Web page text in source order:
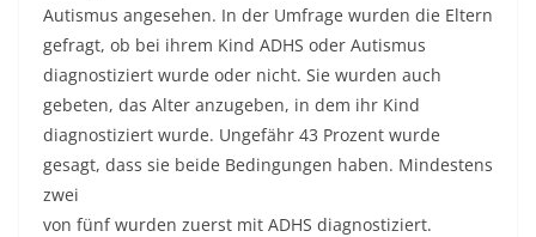
Autismus angesehen. In der Umfrage wurden die Eltern
gefragt, ob bei ihrem Kind ADHS oder Autismus
diagnostiziert wurde oder nicht. Sie wurden auch
gebeten, das Alter anzugeben, in dem ihr Kind
diagnostiziert wurde. Ungefähr 43 Prozent wurde
gesagt, dass sie beide Bedingungen haben. Mindestens
zwei
von fünf wurden zuerst mit ADHS diagnostiziert.